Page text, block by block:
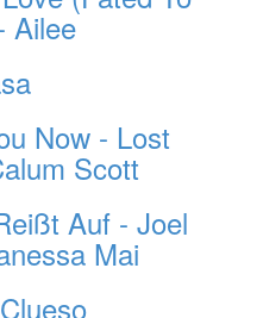
Ailee
Now - Lost
Scott
Auf - Joel
Mai